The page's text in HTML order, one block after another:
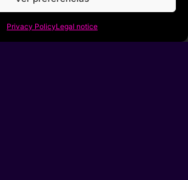
Privacy PolicyLegal notice
Política de privacidad
Términos y condiciones